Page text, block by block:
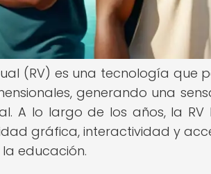
(RV) es una tecnología que
generando una
A lo largo de los años, la
gráfica, interactividad y
educación.